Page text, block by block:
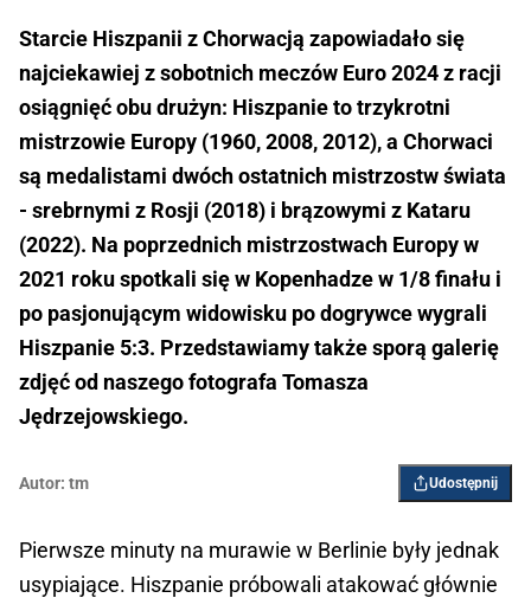
Starcie Hiszpanii z Chorwacją zapowiadało się
najciekawiej z sobotnich meczów Euro 2024 z racji
osiągnięć obu drużyn: Hiszpanie to trzykrotni
mistrzowie Europy (1960, 2008, 2012), a Chorwaci
są medalistami dwóch ostatnich mistrzostw świata
- srebrnymi z Rosji (2018) i brązowymi z Kataru
(2022). Na poprzednich mistrzostwach Europy w
2021 roku spotkali się w Kopenhadze w 1/8 finału i
po pasjonującym widowisku po dogrywce wygrali
Hiszpanie 5:3. Przedstawiamy także sporą galerię
zdjęć od naszego fotografa Tomasza
Jędrzejowskiego.
Autor: tm Udostępnij
Pierwsze minuty na murawie w Berlinie były jednak
usypiające. Hiszpanie próbowali atakować głównie